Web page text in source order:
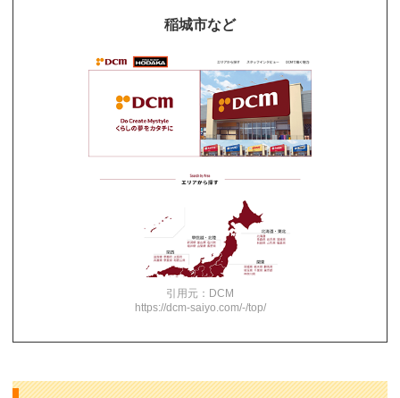
稲城市など
引用元：DCM
https://dcm-saiyo.com/-/top/